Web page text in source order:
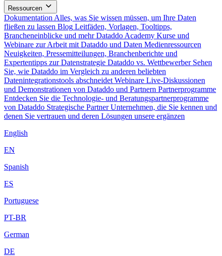
Ressourcen
Dokumentation Alles, was Sie wissen müssen, um Ihre Daten
fließen zu lassen Blog Leitfäden, Vorlagen, Tooltipps,
Brancheneinblicke und mehr Dataddo Academy Kurse und
Webinare zur Arbeit mit Dataddo und Daten Medienressourcen
Neuigkeiten, Pressemitteilungen, Branchenberichte und
Expertentipps zur Datenstrategie Dataddo vs. Wettbewerber Sehen
Sie, wie Dataddo im Vergleich zu anderen beliebten
Datenintegrationstools abschneidet Webinare Live-Diskussionen
und Demonstrationen von Dataddo und Partnern Partnerprogramme
Entdecken Sie die Technologie- und Beratungspartnerprogramme
von Dataddo Strategische Partner Unternehmen, die Sie kennen und
denen Sie vertrauen und deren Lösungen unsere ergänzen
English
EN
Spanish
ES
Portuguese
PT-BR
German
DE